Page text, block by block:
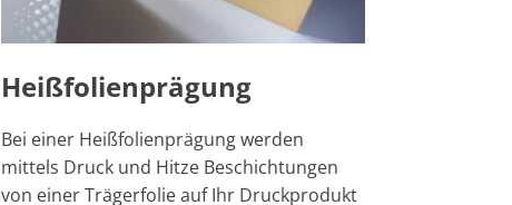
Heißfolienprägung
Bei einer Heißfolienprägung werden
mittels Druck und Hitze Beschichtungen
von einer Trägerfolie auf Ihr Druckprodukt